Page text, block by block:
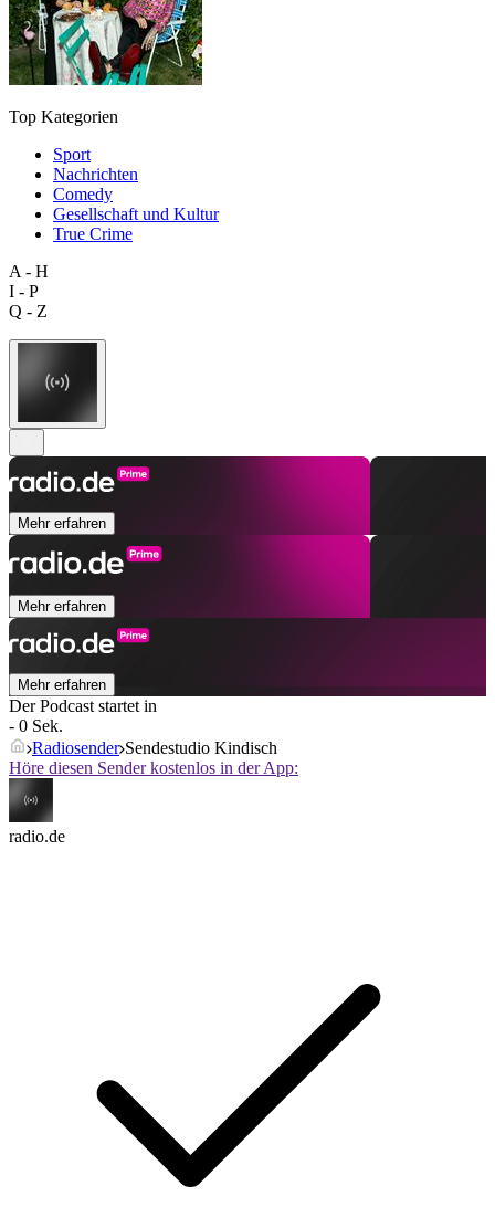
Top Kategorien
Sport
Nachrichten
Comedy
Gesellschaft und Kultur
True Crime
A - H
I - P
Q - Z
Mehr erfahren
Mehr erfahren
Mehr erfahren
Der Podcast startet in
- 0 Sek.
Radiosender Sendestudio Kindisch
Höre diesen Sender kostenlos in der App:
radio.de